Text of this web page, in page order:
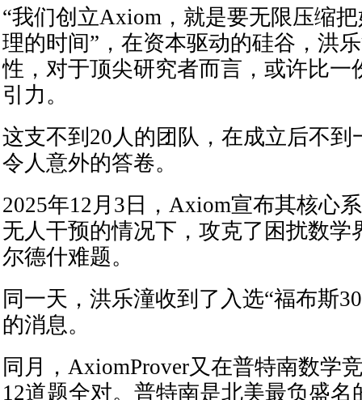
“我们创立Axiom，就是要无限压缩
理的时间”，在资本驱动的硅谷，洪
性，对于顶尖研究者而言，或许比一
引力。
这支不到20人的团队，在成立后不到
令人意外的答卷。
2025年12月3日，Axiom宣布其核心
无人干预的情况下，攻克了困扰数学
尔德什难题。
同一天，洪乐潼收到了入选“福布斯
的消息。
同月，AxiomProver又在普特南数学
12道题全对。普特南是北美最负盛名